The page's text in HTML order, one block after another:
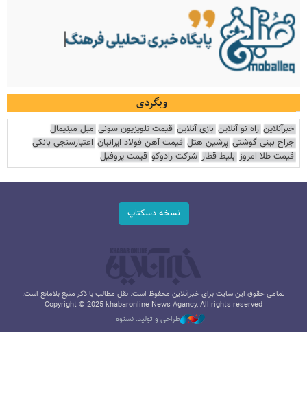
وبگردی
خبرآنلاین راه نو آنلاین بازی آنلاین قیمت تلویزیون سونی مبل مینیمال
جراح بینی گوشتی پرشین هتل قیمت آهن فولاد ایرانیان اعتبارسنجی بانکی
قیمت طلا امروز بلیط قطار شرکت رادوکو قیمت پروفیل
نسخه دسکتاپ
تمامی حقوق این سایت برای خبرآنلاین محفوظ است. نقل مطالب با ذکر منبع بلامانع است.
Copyright © 2025 khabaronline News Agancy, All rights reserved
طراحی و تولید: نستوه